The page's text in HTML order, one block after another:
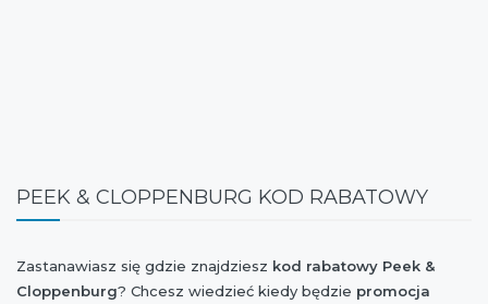
PEEK & CLOPPENBURG KOD RABATOWY
Zastanawiasz się gdzie znajdziesz kod rabatowy Peek &
Cloppenburg? Chcesz wiedzieć kiedy będzie promocja